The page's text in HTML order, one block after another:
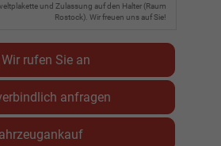
und Zulassung auf den Halter (Raum
Rostock). Wir freuen uns auf Sie!
Wir rufen Sie an
anfragen